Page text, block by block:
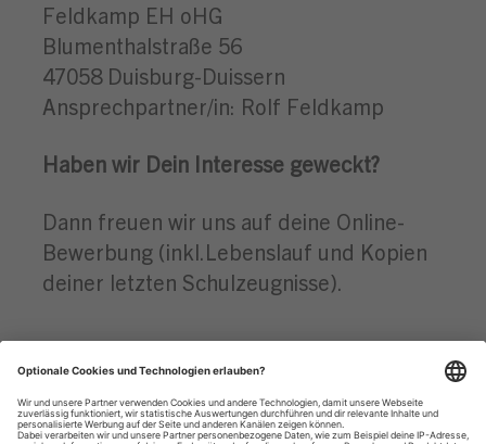
Feldkamp EH oHG
Blumenthalstraße 56
47058 Duisburg-Duissern
Ansprechpartner/in: Rolf Feldkamp
Haben wir Dein Interesse geweckt?
Dann freuen wir uns auf deine Online-
Bewerbung (inkl.Lebenslauf und Kopien
deiner letzten Schulzeugnisse).